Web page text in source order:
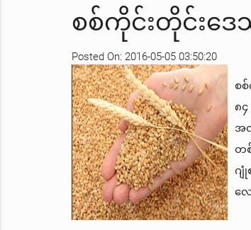
စစ်ကိုင်းတိုင်းဒေ
Posted On: 2016-05-05 03:50:20
စ
၈
အ
တ
ဂျုံ
လ